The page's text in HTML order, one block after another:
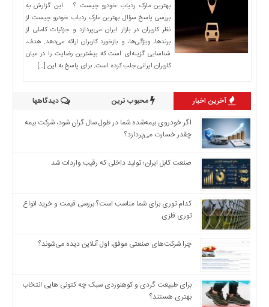
اصلی
صفحه
اقتصادی
ایران
اخبار
المللی
اخبار
اقتصادی
اخبار
جدید
حوادث
اخبار
سیاسی
بهترین مارک ردیاب خودرو چیست ؟ این گزارش به
بررسی پاسخ سؤال بهترین مارک ردیاب خودرو چیست از
نظر کاربران در بازار ایران می‌پردازد و جزئیات کاملی از
برندها، ویژگی‌ها، و بازخورد کاربران ارائه می‌دهد. هدف،
شناسایی گزینه‌ای است که بیشترین رضایت را در میان
کاربران ایرانی جلب کرده است. برای پاسخ به این […]
آخرین اخبار محبوب ترین
دیدگاهها
اگر خودروی بیمه‌شده شما در طول سال گران شود، شرکت بیمه
چقدر خسارت می‌پردازد؟
صنعت کابل ایران؛ تولید داخلی که رقیب واردات شد
کدام توری برای شما مناسب است؟ بررسی قیمت و خرید انواع
توری فلزی
چرا شرکت‌های صنعتی موفق، اول آنلاین دیده می‌شوند؟
برای طبیعت گردی و کوهنوردی سبک چه کتونی هایی انتخاب
بهتری هستند؟